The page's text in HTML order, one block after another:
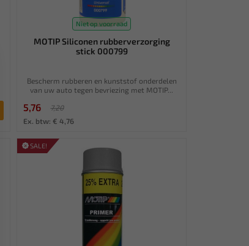
Niet op voorraad
MOTIP Siliconen rubberverzorging
stick 000799
Bescherm rubberen en kunststof onderdelen
van uw auto tegen bevriezing met MOTIP...
5,76
7,20
Ex. btw: € 4,76
SALE!